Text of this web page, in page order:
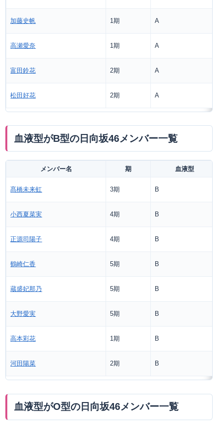
加藤史帆 1期 A
高瀬愛奈 1期 A
富田鈴花 2期 A
松田好花 2期 A
血液型がB型の日向坂46メンバー一覧
メンバー名 期 血液型
髙橋未来虹 3期 B
小西夏菜実 4期 B
正源司陽子 4期 B
鶴崎仁香 5期 B
蔵盛妃那乃 5期 B
大野愛実 5期 B
高本彩花 1期 B
河田陽菜 2期 B
血液型がO型の日向坂46メンバー一覧